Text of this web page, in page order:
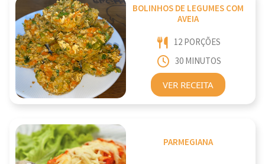
BOLINHOS DE LEGUMES COM
AVEIA
12 PORÇÕES
30 MINUTOS
VER RECEITA
PARMEGIANA